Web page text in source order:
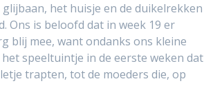
het huisje en de duikelrekken
Ons is beloofd dat in week 19 er
blij mee, want ondanks ons kleine
speeltuintje in de eerste weken dat
trapten, tot de moeders die, op